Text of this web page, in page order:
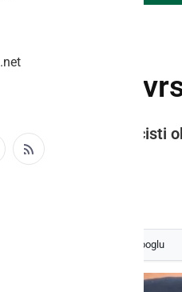
so policisti
kot svoj prednostni vir na Googlu